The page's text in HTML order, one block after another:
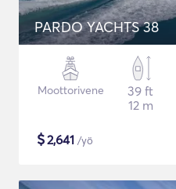
PARDO YACHTS 38
Moottorivene
39 ft
12 m
$2,641 /yö